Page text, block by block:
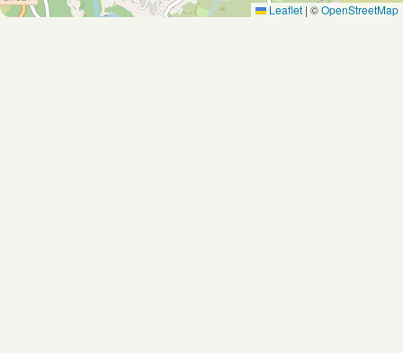
Leaflet | ©OpenStreetMap